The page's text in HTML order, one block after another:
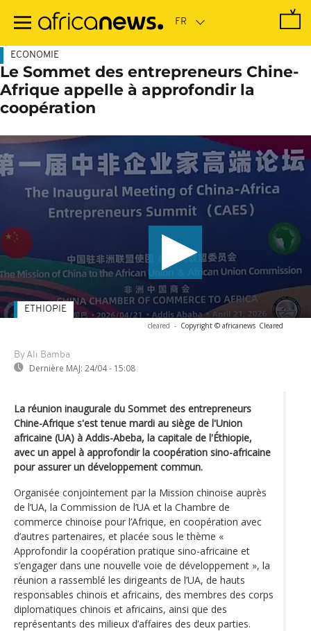
contenu
ECONOMIE
Le Sommet des entrepreneurs Chine-
Afrique appelle à approfondir la
coopération
cleared - Copyright © africanews Cleared
By Ali Bamba
Dernière MAJ: 24/04 - 15:08
ETHIOPIE
La réunion inaugurale du Sommet des entrepreneurs
Chine-Afrique s'est tenue mardi au siège de l'Union
africaine (UA) à Addis-Abeba, la capitale de l'Éthiopie,
avec un appel à approfondir la coopération sino-africaine
pour assurer un développement commun.
Organisée conjointement par la Mission chinoise auprès
de l’UA, la Commission de l’UA et la Chambre de
commerce chinoise pour l’Afrique, en coopération avec
d’autres partenaires, et placée sous le thème «
Approfondir la coopération pratique sino-africaine et
s’engager dans une nouvelle voie de développement », la
réunion a rassemblé les dirigeants de l’UA, de hauts
responsables chinois et africains, des membres des corps
diplomatiques chinois et africains, ainsi que des
représentants des milieux d’affaires des deux parties.